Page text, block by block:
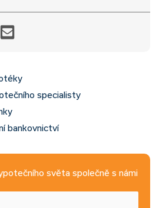
specialisty
bankovnictví
světa společně s námi